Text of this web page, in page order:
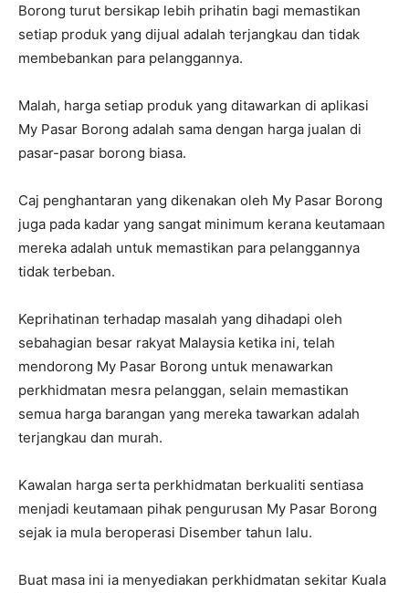
Borong turut bersikap lebih prihatin bagi memastikan
setiap produk yang dijual adalah terjangkau dan tidak
membebankan para pelanggannya.
Malah, harga setiap produk yang ditawarkan di aplikasi
My Pasar Borong adalah sama dengan harga jualan di
pasar-pasar borong biasa.
Caj penghantaran yang dikenakan oleh My Pasar Borong
juga pada kadar yang sangat minimum kerana keutamaan
mereka adalah untuk memastikan para pelanggannya
tidak terbeban.
Keprihatinan terhadap masalah yang dihadapi oleh
sebahagian besar rakyat Malaysia ketika ini, telah
mendorong My Pasar Borong untuk menawarkan
perkhidmatan mesra pelanggan, selain memastikan
semua harga barangan yang mereka tawarkan adalah
terjangkau dan murah.
Kawalan harga serta perkhidmatan berkualiti sentiasa
menjadi keutamaan pihak pengurusan My Pasar Borong
sejak ia mula beroperasi Disember tahun lalu.
Buat masa ini ia menyediakan perkhidmatan sekitar Kuala